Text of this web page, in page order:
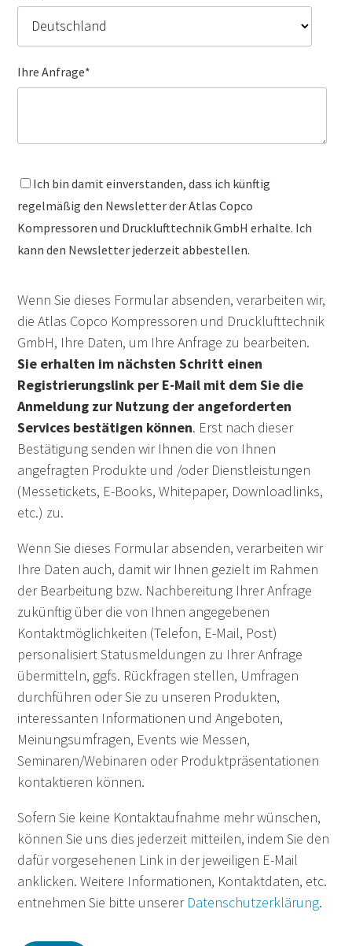
Ihre Anfrage*
Ich bin damit einverstanden, dass ich künftig
regelmäßig den Newsletter der Atlas Copco
Kompressoren und Drucklufttechnik GmbH erhalte. Ich
kann den Newsletter jederzeit abbestellen.
Wenn Sie dieses Formular absenden, verarbeiten wir,
die Atlas Copco Kompressoren und Drucklufttechnik
GmbH, Ihre Daten, um Ihre Anfrage zu bearbeiten.
Sie erhalten im nächsten Schritt einen
Registrierungslink per E-Mail mit dem Sie die
Anmeldung zur Nutzung der angeforderten
Services bestätigen können. Erst nach dieser
Bestätigung senden wir Ihnen die von Ihnen
angefragten Produkte und /oder Dienstleistungen
(Messetickets, E-Books, Whitepaper, Downloadlinks,
etc.) zu.
Wenn Sie dieses Formular absenden, verarbeiten wir
Ihre Daten auch, damit wir Ihnen gezielt im Rahmen
der Bearbeitung bzw. Nachbereitung Ihrer Anfrage
zukünftig über die von Ihnen angegebenen
Kontaktmöglichkeiten (Telefon, E-Mail, Post)
personalisiert Statusmeldungen zu Ihrer Anfrage
übermitteln, ggfs. Rückfragen stellen, Umfragen
durchführen oder Sie zu unseren Produkten,
interessanten Informationen und Angeboten,
Meinungsumfragen, Events wie Messen,
Seminaren/Webinaren oder Produktpräsentationen
kontaktieren können.
Sofern Sie keine Kontaktaufnahme mehr wünschen,
können Sie uns dies jederzeit mitteilen, indem Sie den
dafür vorgesehenen Link in der jeweiligen E-Mail
anklicken. Weitere Informationen, Kontaktdaten, etc.
entnehmen Sie bitte unserer Datenschutzerklärung.